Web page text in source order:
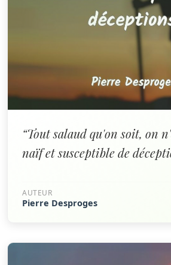
“Tout salaud qu'on soit, on
naïf et susceptible de
AUTEUR
Pierre Desproges